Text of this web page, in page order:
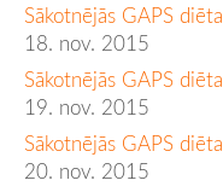
Sākotnējās GAPS
18. nov. 2015
Sākotnējās GAPS
19. nov. 2015
Sākotnējās GAPS
20. nov. 2015